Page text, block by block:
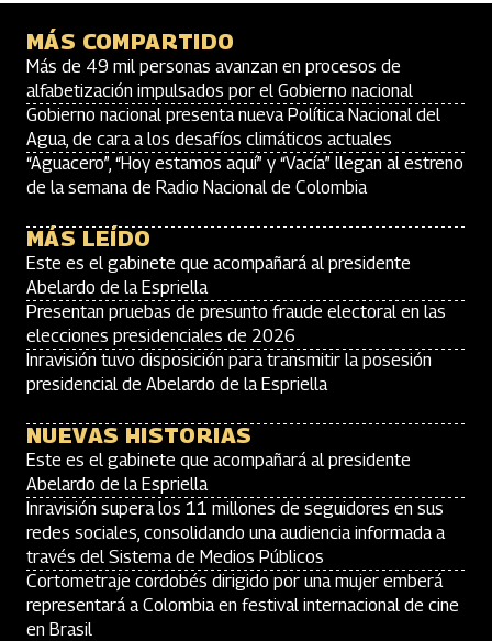
MÁS COMPARTIDO
Más de 49 mil personas avanzan en procesos de
alfabetización impulsados por el Gobierno nacional
Gobierno nacional presenta nueva Política Nacional del
Agua, de cara a los desafíos climáticos actuales
“Aguacero”, “Hoy estamos aquí” y “Vacía” llegan al estreno
de la semana de Radio Nacional de Colombia
MÁS LEÍDO
Este es el gabinete que acompañará al presidente
Abelardo de la Espriella
Presentan pruebas de presunto fraude electoral en las
elecciones presidenciales de 2026
Inravisión tuvo disposición para transmitir la posesión
presidencial de Abelardo de la Espriella
NUEVAS HISTORIAS
Este es el gabinete que acompañará al presidente
Abelardo de la Espriella
Inravisión supera los 11 millones de seguidores en sus
redes sociales, consolidando una audiencia informada a
través del Sistema de Medios Públicos
Cortometraje cordobés dirigido por una mujer emberá
representará a Colombia en festival internacional de cine
en Brasil